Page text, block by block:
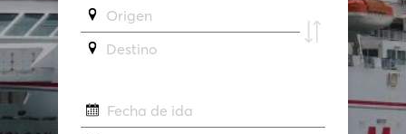
Origen
Destino
Fecha de ida